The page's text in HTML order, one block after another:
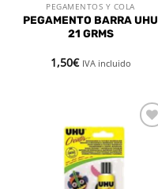
PEGAMENTOS Y COLA
PEGAMENTO BARRA UHU
21 GRMS
1,50€ IVA incluido